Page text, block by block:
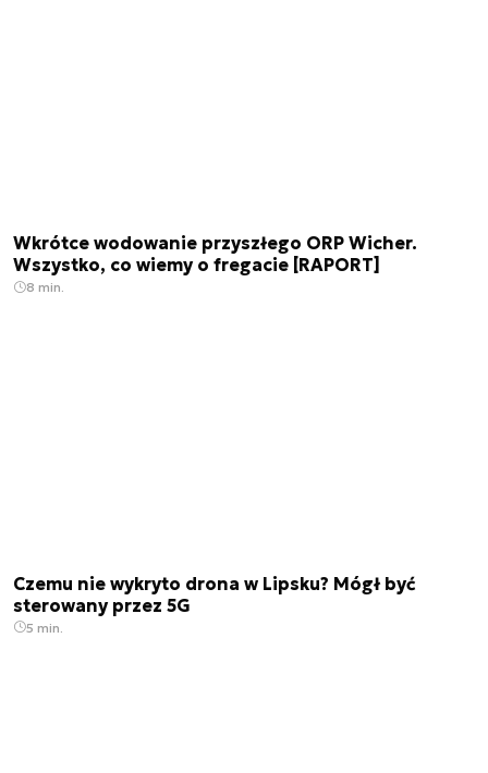
Wkrótce wodowanie przyszłego ORP Wicher.
Wszystko, co wiemy o fregacie [RAPORT]
8 min.
Czemu nie wykryto drona w Lipsku? Mógł być
sterowany przez 5G
5 min.